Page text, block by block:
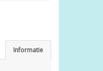
Informatie